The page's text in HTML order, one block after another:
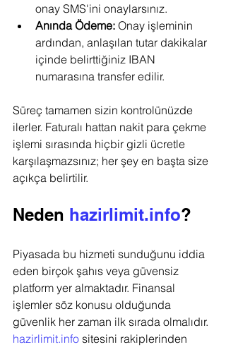
onay SMS'ini onaylarsınız.
Anında Ödeme: Onay işleminin
ardından, anlaşılan tutar dakikalar
içinde belirttiğiniz IBAN
numarasına transfer edilir.
Süreç tamamen sizin kontrolünüzde
ilerler. Faturalı hattan nakit para çekme
işlemi sırasında hiçbir gizli ücretle
karşılaşmazsınız; her şey en başta size
açıkça belirtilir.
Neden hazirlimit.info?
Piyasada bu hizmeti sunduğunu iddia
eden birçok şahıs veya güvensiz
platform yer almaktadır. Finansal
işlemler söz konusu olduğunda
güvenlik her zaman ilk sırada olmalıdır.
hazirlimit.info sitesini rakiplerinden